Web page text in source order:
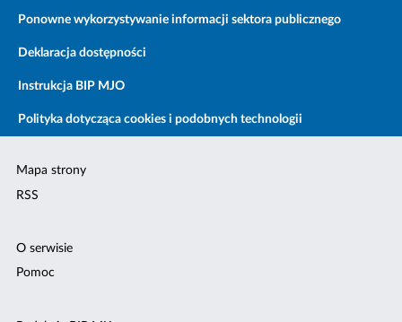
Ponowne wykorzystywanie informacji sektora publicznego
Deklaracja dostępności
Instrukcja BIP MJO
Polityka dotycząca cookies i podobnych technologii
Mapa strony
RSS
O serwisie
Pomoc